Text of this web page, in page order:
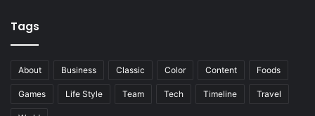
Tags
About Business Classic Color Content Foods
Games Life Style Team Tech Timeline Travel